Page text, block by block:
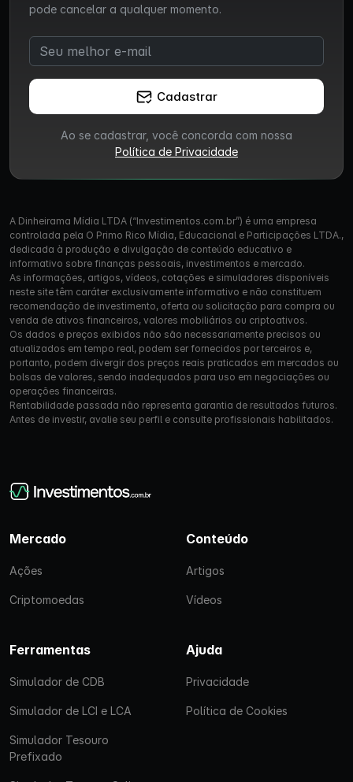
pode cancelar a qualquer momento.
Cadastrar
Ao se cadastrar, você concorda com nossa
Política de Privacidade
A Dinheirama Mídia LTDA (“Investimentos.com.br”) é uma empresa
controlada pela O Primo Rico Mídia, Educacional e Participações LTDA.,
dedicada à produção e divulgação de conteúdo educativo e
informativo sobre finanças pessoais, investimentos e mercado.
As informações, artigos, vídeos, cotações e simuladores disponíveis
neste site têm caráter exclusivamente informativo e não constituem
recomendação de investimento, oferta ou solicitação para compra ou
venda de ativos financeiros, valores mobiliários ou criptoativos.
Os dados e preços exibidos não são necessariamente precisos ou
atualizados em tempo real, podem ser fornecidos por terceiros e,
portanto, podem divergir dos preços reais praticados em mercados ou
bolsas de valores, sendo inadequados para uso em negociações ou
operações financeiras.
Rentabilidade passada não representa garantia de resultados futuros.
Antes de investir, avalie seu perfil e consulte profissionais habilitados.
Mercado
Ações
Criptomoedas
Conteúdo
Artigos
Vídeos
Ferramentas
Simulador de CDB
Simulador de LCI e LCA
Simulador Tesouro
Prefixado
Ajuda
Privacidade
Política de Cookies